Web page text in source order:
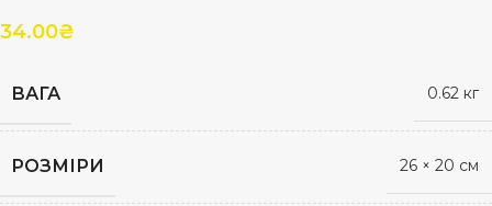
34.00₴
ВАГА 0.62 кг
РОЗМІРИ 26 × 20 см